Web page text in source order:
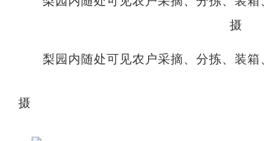
梨园内随处可见农户采摘、分拣、装箱
摄